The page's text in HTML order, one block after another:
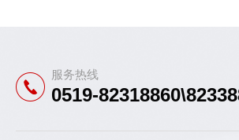
服务热线
0519-